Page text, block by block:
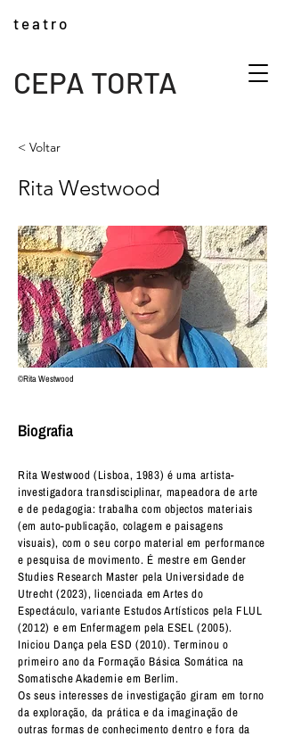
CEPA TORTA
t e a t r o
< Voltar
Rita Westwood
©Rita Westwood
Biografia
Rita Westwood (Lisboa, 1983) é uma artista-
investigadora transdisciplinar, mapeadora de arte
e de pedagogia: trabalha com objectos materiais
(em auto-publicação, colagem e paisagens
visuais), com o seu corpo material em performance
e pesquisa de movimento. É mestre em Gender
Studies Research Master pela Universidade de
Utrecht (2023), licenciada em Artes do
Espectáculo, variante Estudos Artísticos pela FLUL
(2012) e em Enfermagem pela ESEL (2005).
Iniciou Dança pela ESD (2010). Terminou o
primeiro ano da Formação Básica Somática na
Somatische Akademie em Berlim.
Os seus interesses de investigação giram em torno
da exploração, da prática e da imaginação de
outras formas de conhecimento dentro e fora da